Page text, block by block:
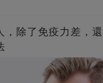
，除了免疫力差，